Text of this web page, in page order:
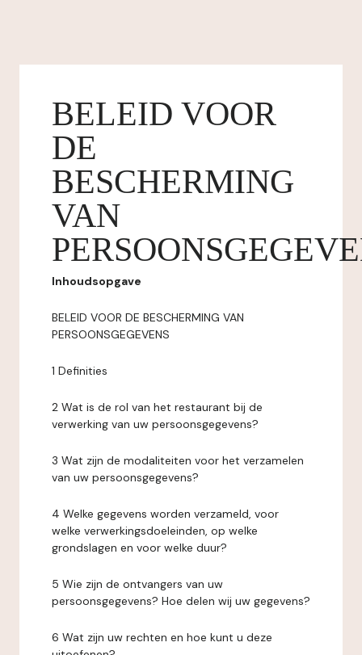
BELEID VOOR
DE
BESCHERMING
VAN
Inhoudsopgave
BELEID VOOR DE BESCHERMING VAN
PERSOONSGEGEVENS
1 Definities
2 Wat is de rol van het restaurant bij de
verwerking van uw persoonsgegevens?
3 Wat zijn de modaliteiten voor het verzamelen
van uw persoonsgegevens?
4 Welke gegevens worden verzameld, voor
welke verwerkingsdoeleinden, op welke
grondslagen en voor welke duur?
5 Wie zijn de ontvangers van uw
persoonsgegevens? Hoe delen wij uw gegevens?
6 Wat zijn uw rechten en hoe kunt u deze